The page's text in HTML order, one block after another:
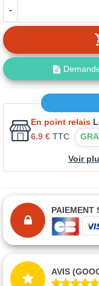
-
En point relais
6.9 € TTC
Voir
PAIEMENT
AVIS